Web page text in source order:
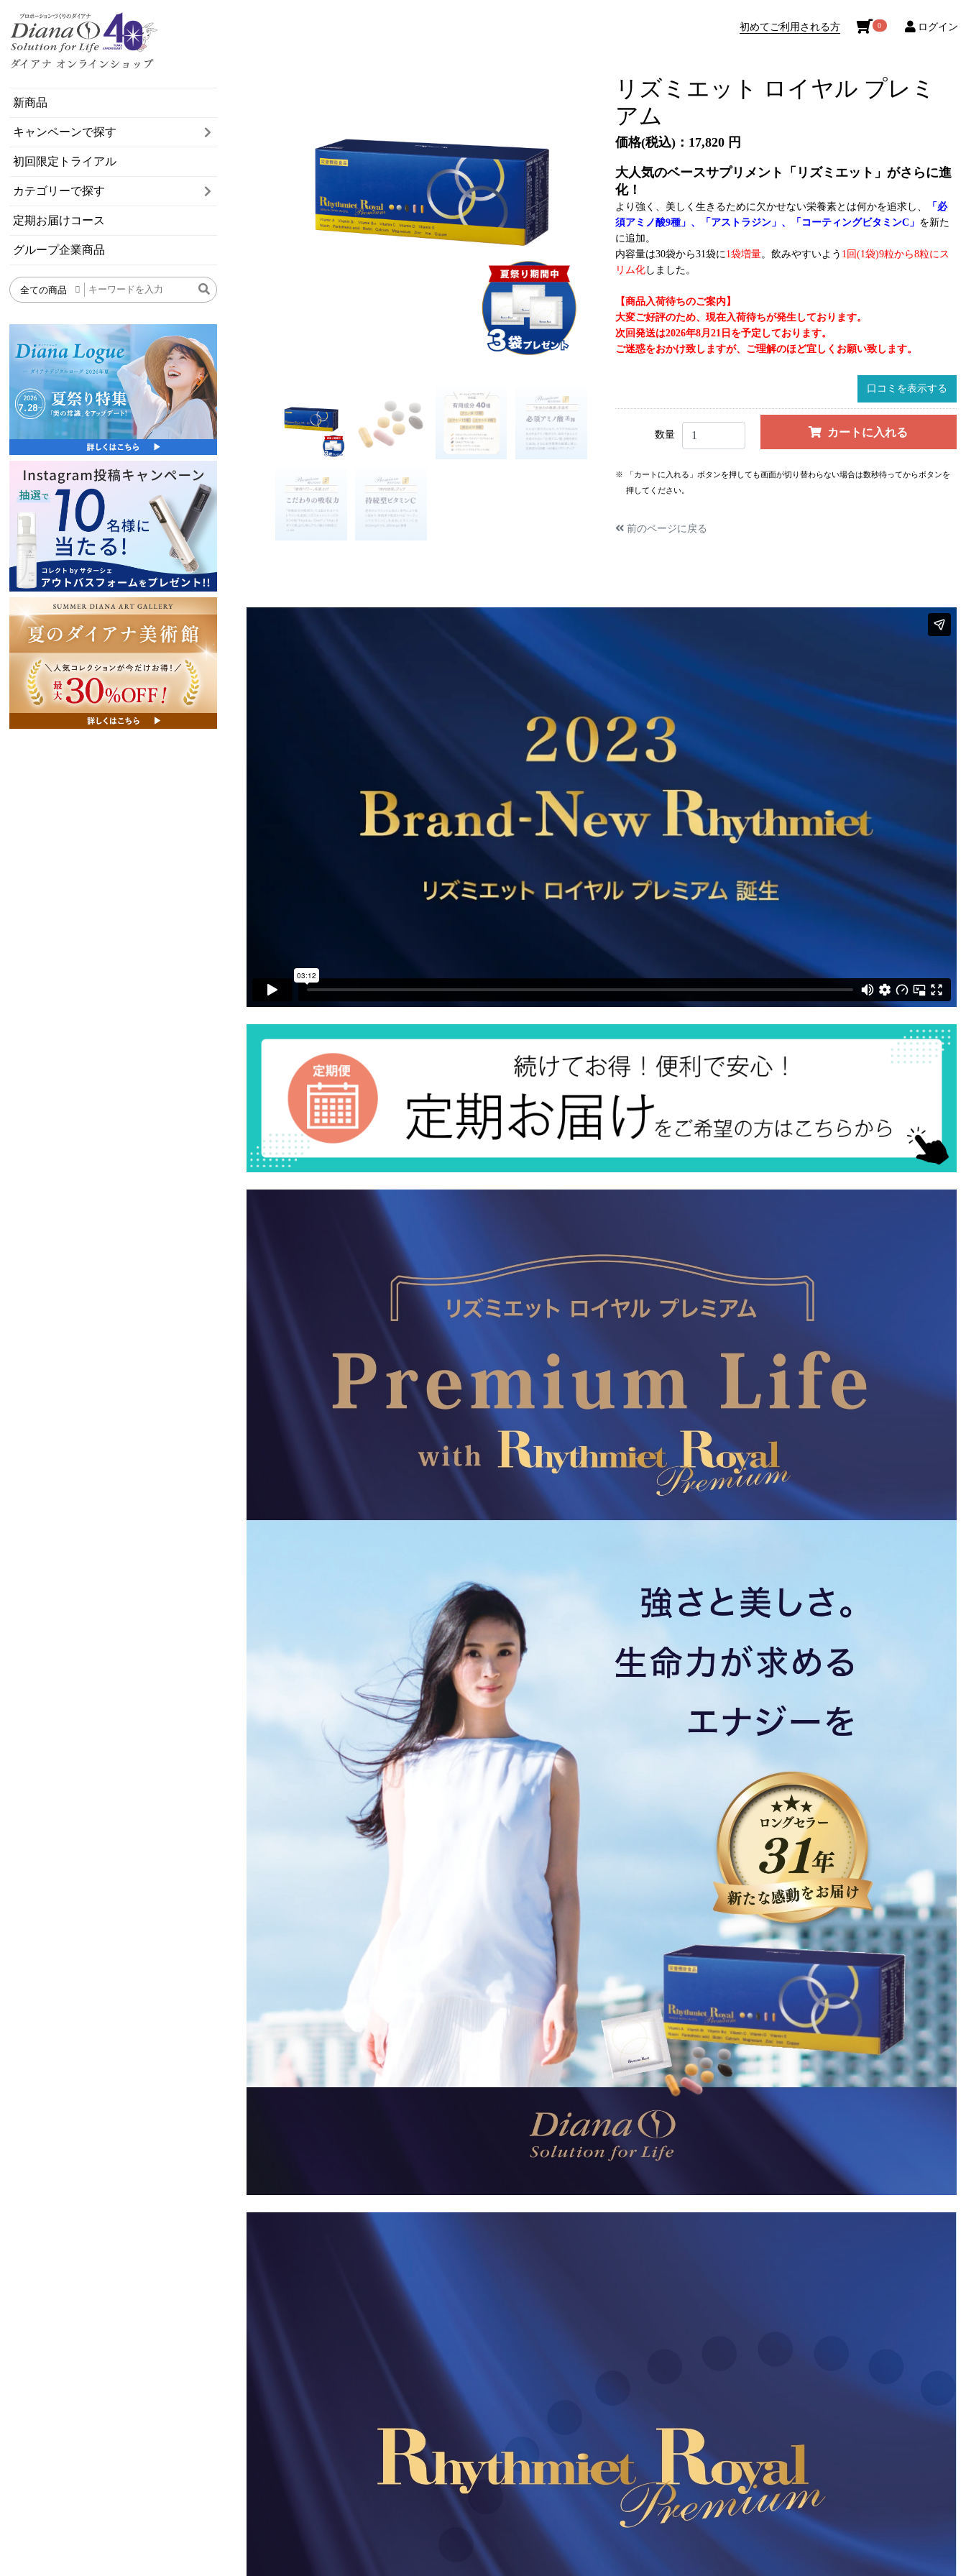
新商品
キャンペーンで探す
初回限定トライアル
カテゴリーで探す
定期お届けコース
グループ企業商品
初めてご利用される方 0 ログイン
リズミエット ロイヤル プレミ
アム
価格(税込)：17,820 円
大人気のベースサプリメント「リズミエット」がさらに進
化！
より強く、美しく生きるために欠かせない栄養素とは何かを追求し、
「必
須アミノ酸9種」、「アストラジン」、「コーティングビタミンC」 を新た
に追加。
内容量は30袋から31袋に1袋増量。飲みやすいよう 1回(1袋)9粒から8粒にス
リム化 しました。
【商品入荷待ちのご案内】
大変ご好評のため、現在入荷待ちが発生しております。
次回発送は2026年8月21日を予定しております。
ご迷惑をおかけ致しますが、ご理解のほど宜しくお願い致します。
口コミを表示する
数量 カートに入れる
※
「カートに入れる」ボタンを押しても画面が切り替わらない場合は数秒待ってからボタンを
押してください。
前のページに戻る